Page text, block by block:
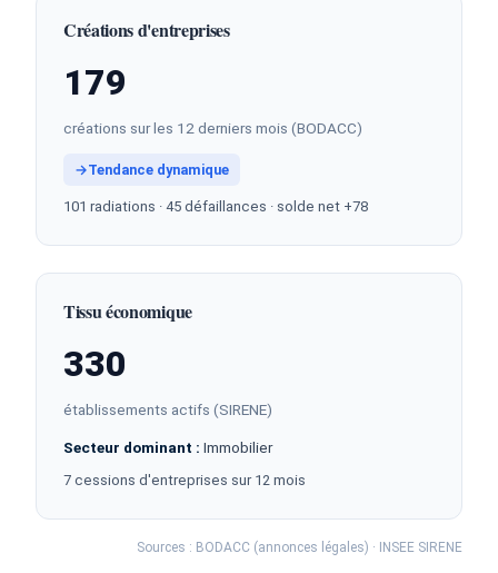
Créations d'entreprises
179
créations sur les 12 derniers mois (BODACC)
→Tendance dynamique
101 radiations · 45 défaillances · solde net +78
Tissu économique
330
établissements actifs (SIRENE)
Secteur dominant : Immobilier
7 cessions d'entreprises sur 12 mois
Sources : BODACC (annonces légales) · INSEE SIRENE